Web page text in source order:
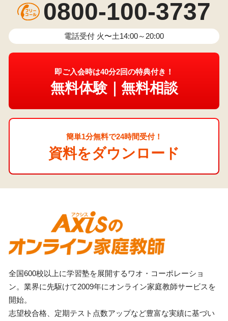
0800-100-3737
電話受付 火〜土14:00～20:00
即ご入会時は40分2回の特典付き！
無料体験｜無料相談
簡単1分無料で24時間受付！
資料をダウンロード
全国600校以上に学習塾を展開するワオ・コーポレーショ
ン。業界に先駆けて2009年にオンライン家庭教師サービスを
開始。
志望校合格、定期テスト点数アップなど豊富な実績に基づい